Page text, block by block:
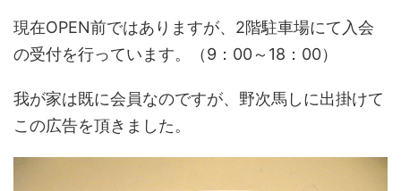
現在OPEN前ではありますが、2階駐車場にて入会
の受付を行っています。（9：00～18：00）
我が家は既に会員なのですが、野次馬しに出掛けて
この広告を頂きました。